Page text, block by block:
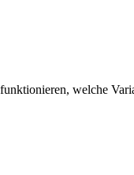
welche